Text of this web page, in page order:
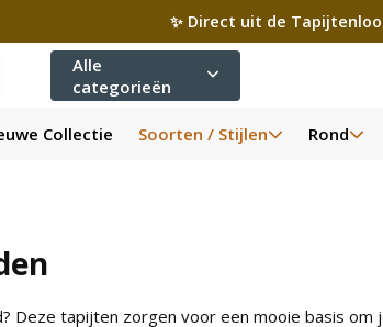
✨ Direct uit de
Alle
categorieën
Collectie Soorten / Stijlen Rond
Deze tapijten zorgen voor een mooie basis